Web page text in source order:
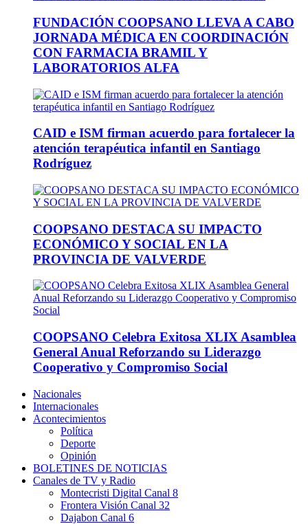
FUNDACIÓN COOPSANO LLEVA A CABO
JORNADA MÉDICA EN COORDINACIÓN
CON FARMACIA BRAMIL Y
LABORATORIOS ALFA
CAID e ISM firman acuerdo para fortalecer la
atención terapéutica infantil en Santiago
Rodríguez
COOPSANO DESTACA SU IMPACTO
ECONÓMICO Y SOCIAL EN LA
PROVINCIA DE VALVERDE
COOPSANO Celebra Exitosa XLIX Asamblea
General Anual Reforzando su Liderazgo
Cooperativo y Compromiso Social
Nacionales
Internacionales
Acontecimientos
Política
Deporte
Opinión
BOLETINES DE NOTICIAS
Canales de TV y Radio
Montecristi Digital Canal 8
Frontera Visión Canal 32
Dajabon Canal 6